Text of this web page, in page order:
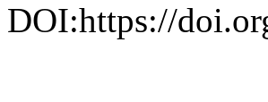
DOI:https://